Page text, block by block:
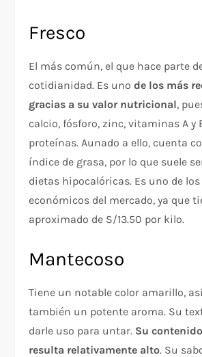
Fresco
El más común, el que hace parte
cotidianidad. Es unode los más
gracias a su valor nutricional,
calcio, fósforo, zinc, vitaminas A y
proteínas. Aunado a ello, cuenta
índice de grasa, por lo que suele
dietas hipocalóricas. Es uno de
económicos del mercado, ya que
aproximado de S/13.50 por kilo.
Mantecoso
Tiene un notable color amarillo,
también un potente aroma. Su
darle uso para untar. Su
resulta relativamente alto. Su